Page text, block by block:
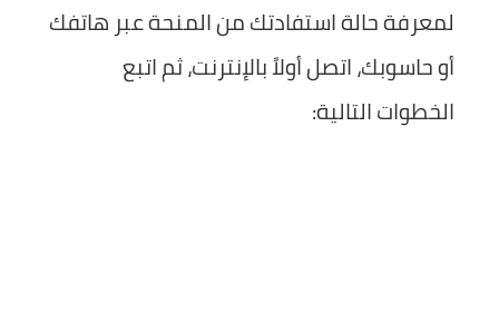
لمعرفة حالة استفادتك من المنحة عبر هاتفك
أو حاسوبك، اتصل أولاً بالإنترنت، ثم اتبع
الخطوات التالية: